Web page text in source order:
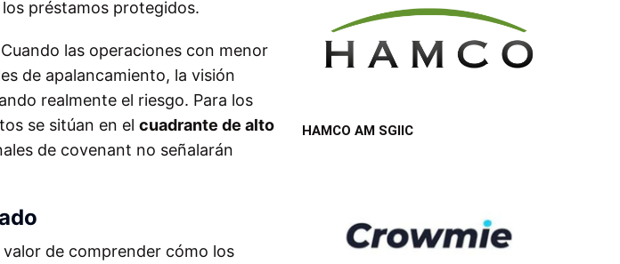
préstamos protegidos.
las operaciones con menor
de apalancamiento, la visión
realmente el riesgo. Para los
se sitúan en el cuadrante de alto
de covenant no señalarán
valor de comprender cómo los
HAMCO AM SGIIC